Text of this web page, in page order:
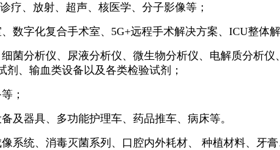
疗、放射、超声、核医学、分子影像等；
数字化复合手术室、5G+远程手术解决方案、ICU整体解
菌分析仪、尿液分析仪、微生物分析仪、电解质分析仪
、输血类设备以及各类检验试剂；
；
及器具、多功能护理车、药品推车、病床等。
系统、消毒灭菌系列、口腔内外耗材、
种植材料、牙